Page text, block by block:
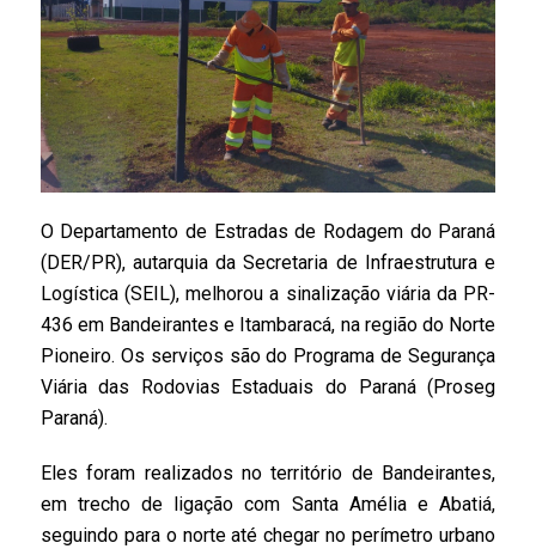
O Departamento de Estradas de Rodagem do Paraná
(DER/PR), autarquia da Secretaria de Infraestrutura e
Logística (SEIL), melhorou a sinalização viária da PR-
436 em Bandeirantes e Itambaracá, na região do Norte
Pioneiro. Os serviços são do Programa de Segurança
Viária das Rodovias Estaduais do Paraná (Proseg
Paraná).
Eles foram realizados no território de Bandeirantes,
em trecho de ligação com Santa Amélia e Abatiá,
seguindo para o norte até chegar no perímetro urbano